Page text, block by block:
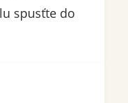
spusťte do